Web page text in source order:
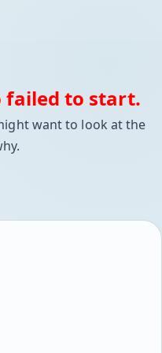
failed to start.
want to look at the